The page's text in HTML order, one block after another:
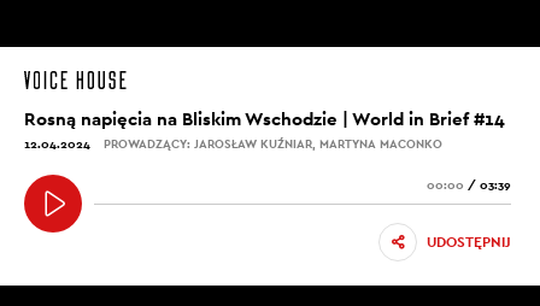
Rosną napięcia na Bliskim Wschodzie | World in Brief #14
12.04.2024 PROWADZĄCY: JAROSŁAW KUŹNIAR, MARTYNA MACONKO
00:00 / 03:39
UDOSTĘPNIJ